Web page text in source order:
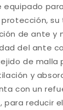
su
de ante y
del ante
de malla
y
con un
para reducir